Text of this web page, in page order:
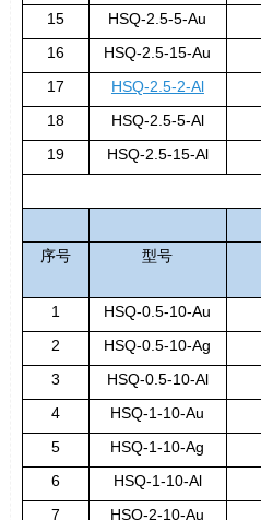
15
HSQ-2.5-5-Au
16
HSQ-2.5-15-Au
17
HSQ-2.5-2-Al
18
HSQ-2.5-5-Al
19
HSQ-2.5-15-Al
序号
型号
1
HSQ-0.5-10-Au
2
HSQ-0.5-10-Ag
3
HSQ-0.5-10-Al
4
HSQ-1-10-Au
5
HSQ-1-10-Ag
6
HSQ-1-10-Al
7
HSQ-2-10-Au